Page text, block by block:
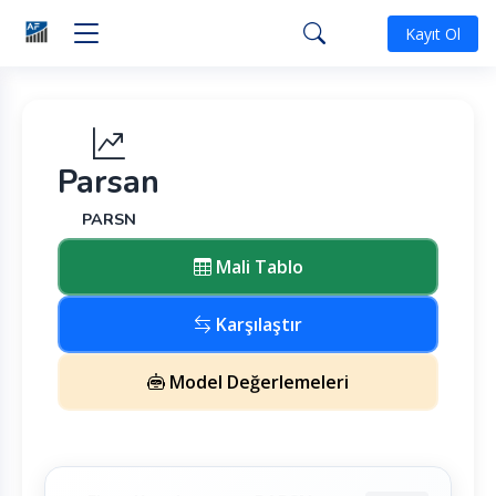
Kayıt Ol
Parsan
PARSN
Mali Tablo
Karşılaştır
Model Değerlemeleri